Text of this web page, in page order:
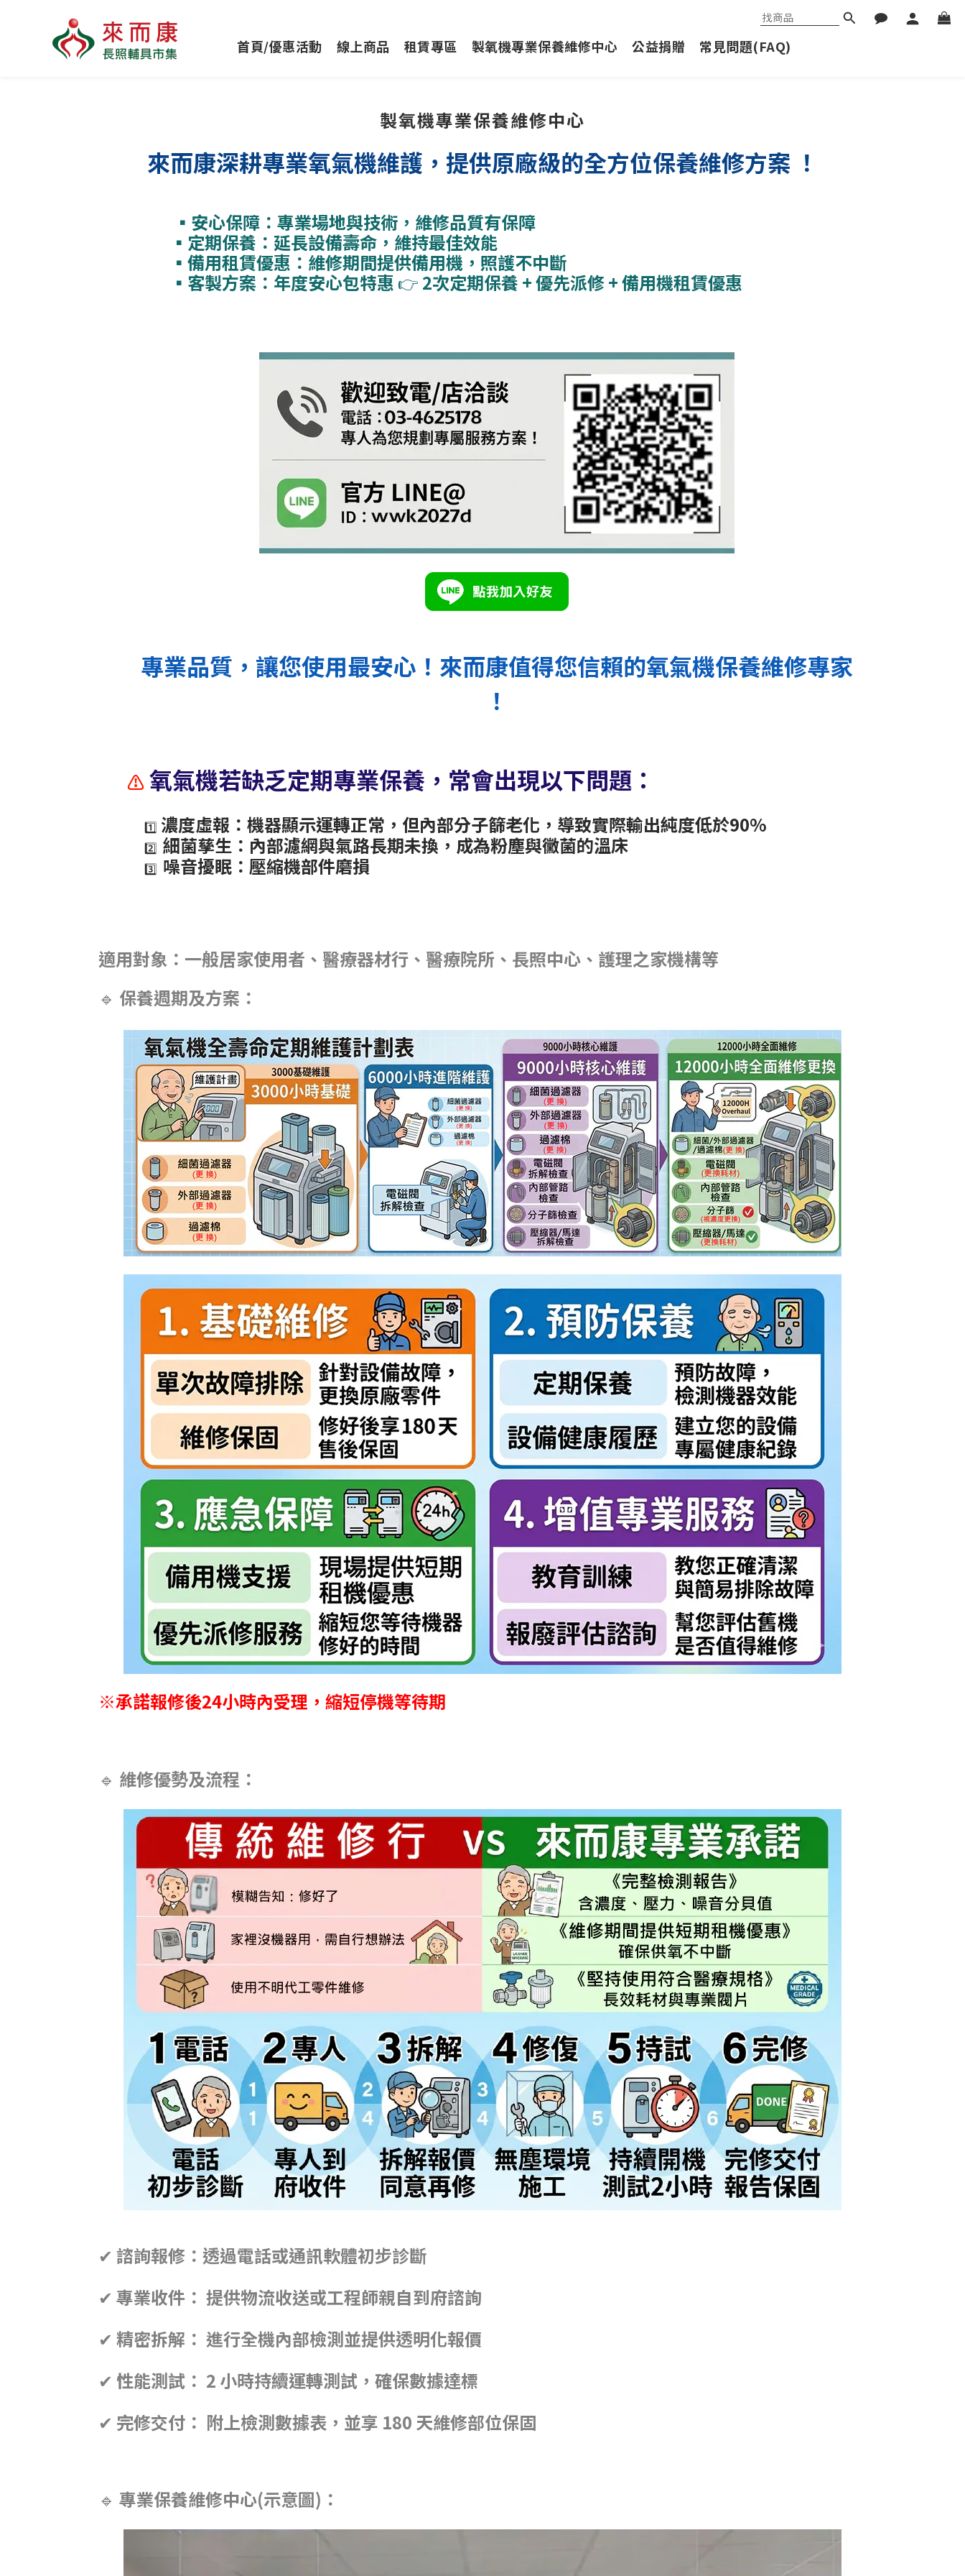
首頁/優惠活動 線上商品 租賃專區 製氧機專業保養維修中心 公益捐贈 常見問題(FAQ)
製氧機專業保養維修中心
來而康深耕專業氧氣機維護，提供原廠級的全方位保養維修方案 ！
▪ 安心保障：專業場地與技術，維修品質有保障
▪ 定期保養：延長設備壽命，維持最佳效能
▪ 備用租賃優惠：維修期間提供備用機，照護不中斷
▪ 客製方案：年度安心包特惠 👉 2次定期保養 + 優先派修 + 備用機租賃優惠
專業品質，讓您使用最安心！來而康值得您信賴的氧氣機保養維修專家
！
⚠ 氧氣機若缺乏定期專業保養，常會出現以下問題：
1️⃣ 濃度虛報：機器顯示運轉正常，但內部分子篩老化，導致實際輸出純度低於90%
2️⃣ 細菌孳生：內部濾網與氣路長期未換，成為粉塵與黴菌的溫床
3️⃣ 噪音擾眠：壓縮機部件磨損
適用對象：一般居家使用者、醫療器材行、醫療院所、長照中心、護理之家機構等
🔹 保養週期及方案：
※承諾報修後24小時內受理，縮短停機等待期
🔹 維修優勢及流程：
✔ 諮詢報修：透過電話或通訊軟體初步診斷
✔ 專業收件： 提供物流收送或工程師親自到府諮詢
✔ 精密拆解： 進行全機內部檢測並提供透明化報價
✔ 性能測試： 2 小時持續運轉測試，確保數據達標
✔ 完修交付： 附上檢測數據表，並享 180 天維修部位保固
🔹 專業保養維修中心(示意圖)：